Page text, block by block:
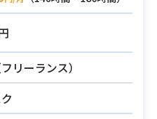
リーランス）